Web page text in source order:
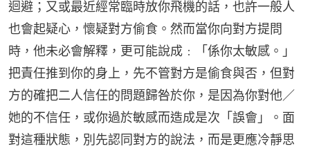
迴避；又或最近經常臨時放你飛機的話，也許一般人
也會起疑心，懷疑對方偷食。然而當你向對方提問
時，他未必會解釋，更可能說成﹕「係你太敏感。」
把責任推到你的身上，先不管對方是偷食與否，但對
方的確把二人信任的問題歸咎於你，是因為你對他／
她的不信任，或你過於敏感而造成是次「誤會」。面
對這種狀態，別先認同對方的說法，而是更應冷靜思